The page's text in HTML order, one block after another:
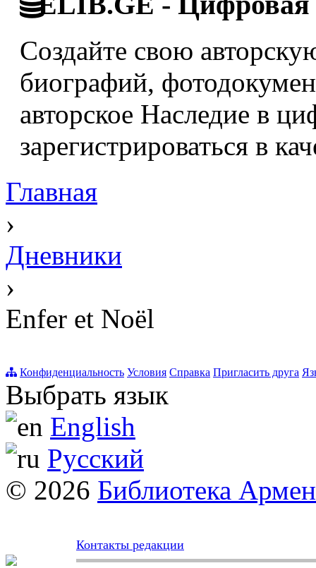
Создайте свою
биографий,
авторское Наследие в
зарегистрироваться в
Главная
›
Дневники
›
Enfer et Noël
Конфиденциальность Условия Справка Пригласить друга
Выбрать язык
English
Русский
© 2026 Библиотека
Контакты редакции